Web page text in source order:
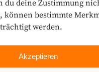
du deine Zustimmung
können bestimmte
werden.
Akzeptieren